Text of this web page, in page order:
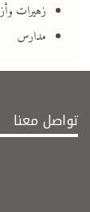
زهيرات
مدارس
تواصل معنا